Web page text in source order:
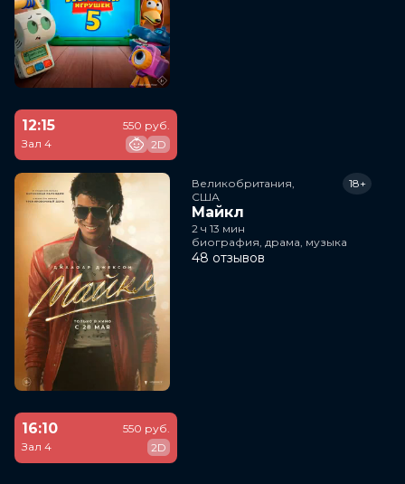
12:15
Зал 4
550 руб.
2D
Великобритания,
США
Майкл
18+
2 ч 13 мин
биография, драма, музыка
48 отзывов
16:10
Зал 4
550 руб.
2D